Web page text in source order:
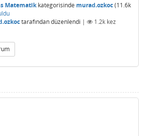
Matematikkategorisinde murad.ozkoc(11.6k
tarafındandüzenlendi | 1.2k kez